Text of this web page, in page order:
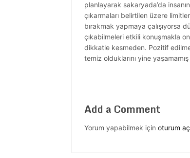
planlayarak sakaryada’da
çıkarmaları belirtilen üzere
bırakmak yapmaya çalışıyorsa
çıkabilmeleri etkili konuşmakla
dikkatle kesmeden. Pozitif
temiz olduklarını yine
Add a Comment
Yorum yapabilmek için oturum